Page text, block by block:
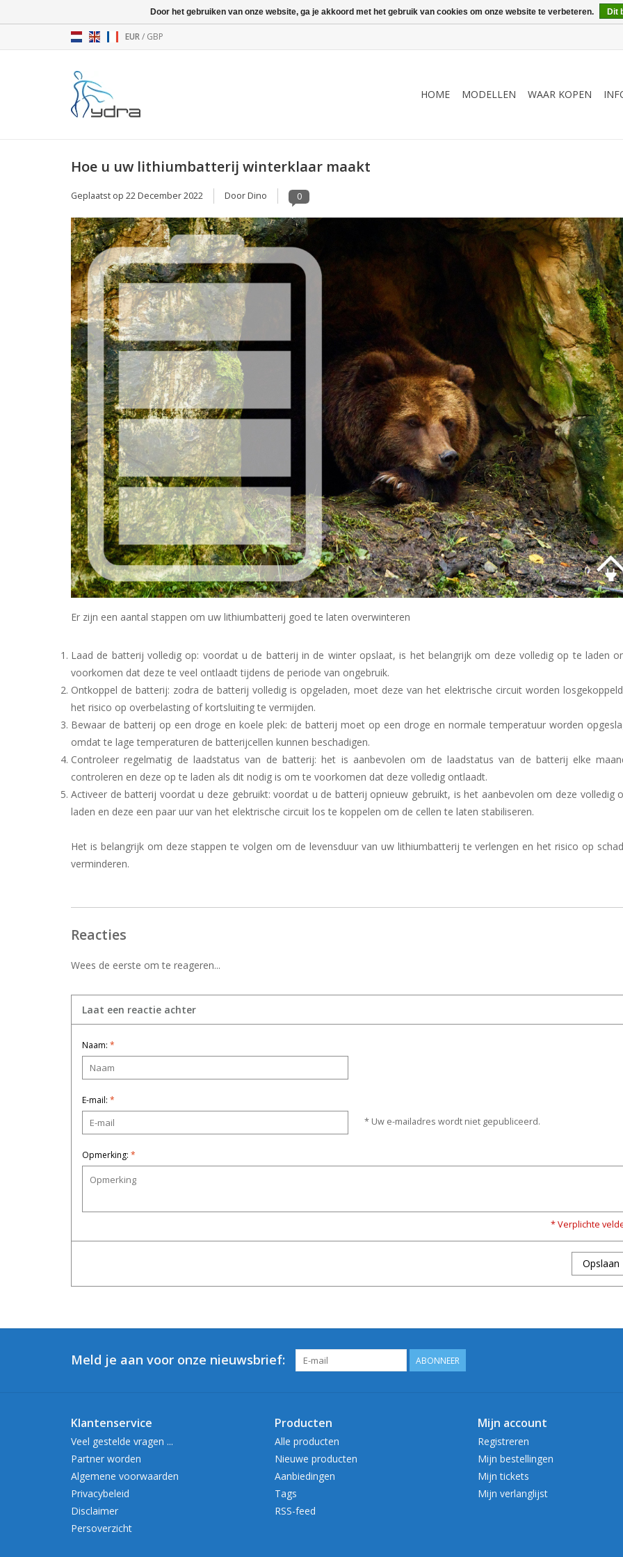
EUR/ GBP
HOME MODELLEN WAAR KOPEN
Hoe u uw lithiumbatterij winterklaar maakt
Geplaatst op 22 December 2022 Door Dino 0
Er zijn een aantal stappen om uw lithiumbatterij goed te laten overwinteren
Laad de batterij volledig op: voordat u de batterij in de winter opslaat, is het belangrijk om deze volledig op te laden
voorkomen dat deze te veel ontlaadt tijdens de periode van ongebruik.
Ontkoppel de batterij: zodra de batterij volledig is opgeladen, moet deze van het elektrische circuit worden
het risico op overbelasting of kortsluiting te vermijden.
Bewaar de batterij op een droge en koele plek: de batterij moet op een droge en normale temperatuur worden
omdat te lage temperaturen de batterijcellen kunnen beschadigen.
Controleer regelmatig de laadstatus van de batterij: het is aanbevolen om de laadstatus van de batterij elke
controleren en deze op te laden als dit nodig is om te voorkomen dat deze volledig ontlaadt.
Activeer de batterij voordat u deze gebruikt: voordat u de batterij opnieuw gebruikt, is het aanbevolen om deze volledig
laden en deze een paar uur van het elektrische circuit los te koppelen om de cellen te laten stabiliseren.
Het is belangrijk om deze stappen te volgen om de levensduur van uw lithiumbatterij te verlengen en het risico op
verminderen.
Reacties
Wees de eerste om te reageren...
Laat een reactie achter
Naam: *
E-mail: *
* Uw e-mailadres wordt niet gepubliceerd.
Opmerking: *
* Verplichte
Opslaan
Meld je aan voor onze nieuwsbrief: ABONNEER
Klantenservice
Veel gestelde vragen ...
Partner worden
Algemene voorwaarden
Privacybeleid
Disclaimer
Persoverzicht
Producten
Alle producten
Nieuwe producten
Aanbiedingen
Tags
RSS-feed
Mijn account
Registreren
Mijn bestellingen
Mijn tickets
Mijn verlanglijst
Door het gebruiken van onze website, ga je akkoord met het gebruik van cookies om onze website te verbeteren. Dit